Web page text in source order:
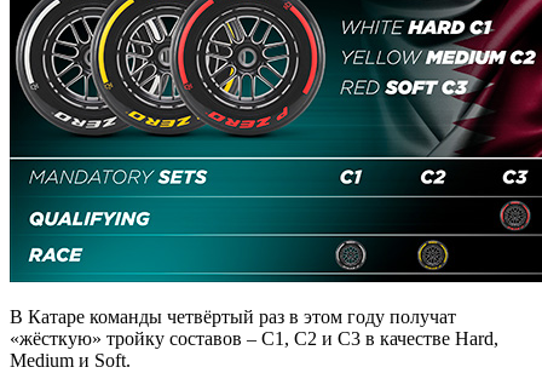
В Катаре команды четвёртый раз в этом году получат
«жёсткую» тройку составов – С1, С2 и С3 в качестве Hard,
Medium и Soft.